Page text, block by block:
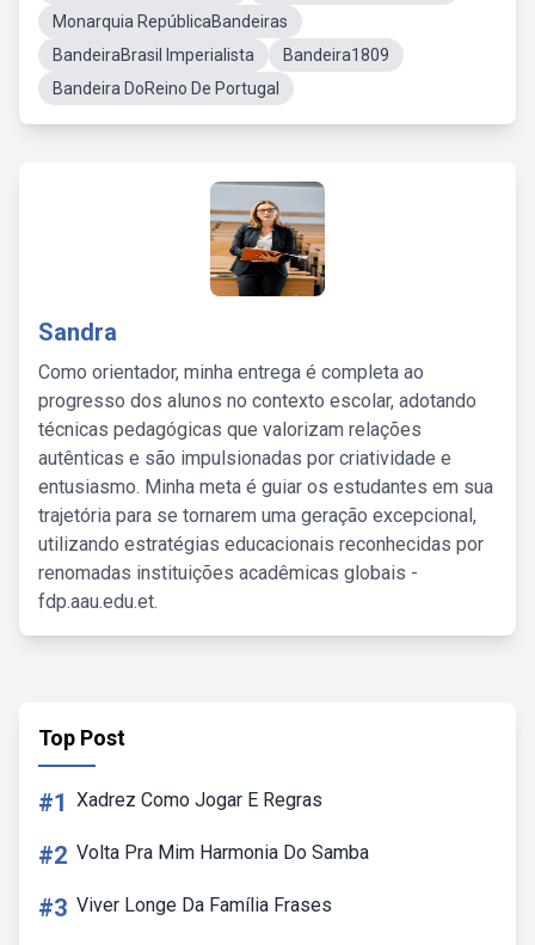
Monarquia RepúblicaBandeiras
BandeiraBrasil Imperialista
Bandeira1809
Bandeira DoReino De Portugal
Sandra
Como orientador, minha entrega é completa ao
progresso dos alunos no contexto escolar, adotando
técnicas pedagógicas que valorizam relações
autênticas e são impulsionadas por criatividade e
entusiasmo. Minha meta é guiar os estudantes em sua
trajetória para se tornarem uma geração excepcional,
utilizando estratégias educacionais reconhecidas por
renomadas instituições acadêmicas globais -
fdp.aau.edu.et.
Top Post
#1 Xadrez Como Jogar E Regras
#2 Volta Pra Mim Harmonia Do Samba
#3 Viver Longe Da Família Frases